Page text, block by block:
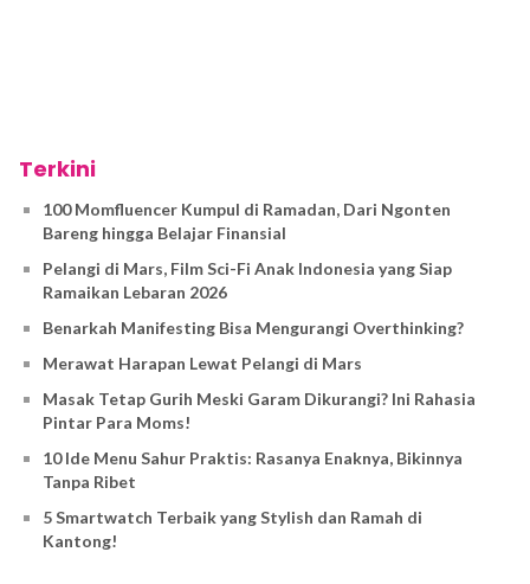
Terkini
100 Momfluencer Kumpul di Ramadan, Dari Ngonten
Bareng hingga Belajar Finansial
Pelangi di Mars, Film Sci-Fi Anak Indonesia yang Siap
Ramaikan Lebaran 2026
Benarkah Manifesting Bisa Mengurangi Overthinking?
Merawat Harapan Lewat Pelangi di Mars
Masak Tetap Gurih Meski Garam Dikurangi? Ini Rahasia
Pintar Para Moms!
10 Ide Menu Sahur Praktis: Rasanya Enaknya, Bikinnya
Tanpa Ribet
5 Smartwatch Terbaik yang Stylish dan Ramah di
Kantong!